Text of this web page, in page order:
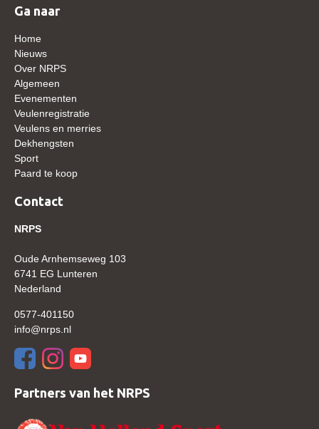
Regio West
Bestuur Regio West
Regio Zuid
ACCOUNT AANMAKEN
Ga naar
Home
Nieuws
Over NRPS
Algemeen
Evenementen
Veulenregistratie
Veulens en merries
Dekhengsten
Sport
Paard te koop
Contact
NRPS
Oude Arnhemseweg 103
6741 EG Lunteren
Nederland
0577-401150
info@nrps.nl
Partners van het NRPS